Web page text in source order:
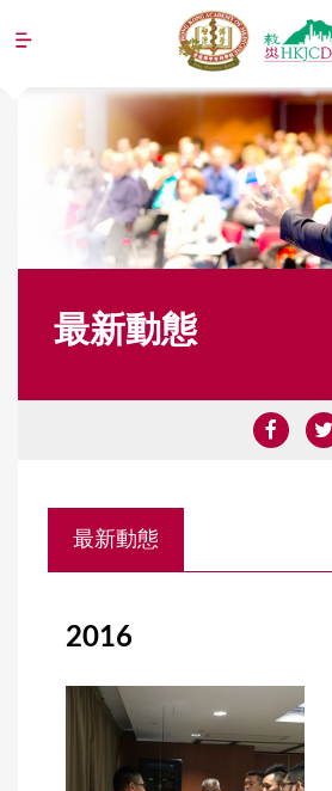
Jump to navigation
最新動態
Y
最新動態
2016